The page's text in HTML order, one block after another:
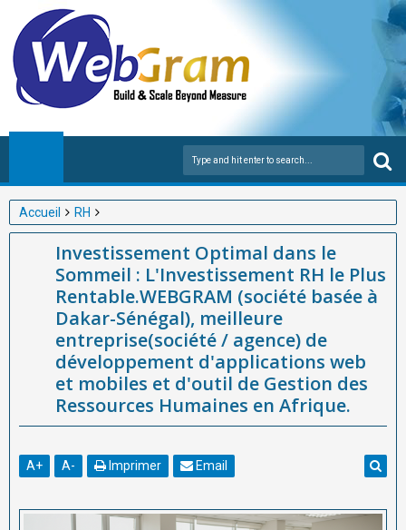
Accueil
RH
Investissement Optimal dans le Sommeil : L'Investissement RH
le Plus Rentable.WEBGRAM (société basée à Dakar-Sénégal),
meilleure entreprise(société / agence) de développement
d'applications web et mobiles et d'outil de Gestion des
Ressources Humaines en Afrique.
Investissement Optimal dans le
Sommeil : L'Investissement RH le Plus
Rentable.WEBGRAM (société basée à
Dakar-Sénégal), meilleure
entreprise(société / agence) de
développement d'applications web
et mobiles et d'outil de Gestion des
Ressources Humaines en Afrique.
A+ A- Imprimer Email